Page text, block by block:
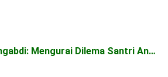
Mengurai Dilema Santri An…